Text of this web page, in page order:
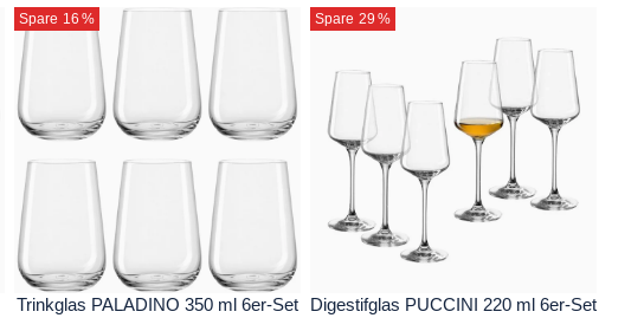
Spare 16 %
Trinkglas PALADINO 350 ml 6er-Set
Spare 29 %
Digestifglas PUCCINI 220 ml 6er-Set